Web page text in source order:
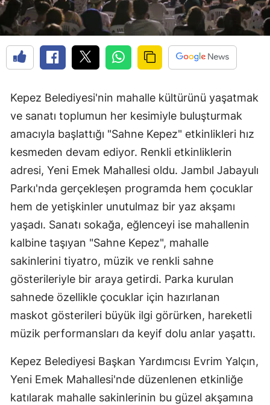
Kepez Belediyesi'nin mahalle kültürünü yaşatmak
ve sanatı toplumun her kesimiyle buluşturmak
amacıyla başlattığı "Sahne Kepez" etkinlikleri hız
kesmeden devam ediyor. Renkli etkinliklerin
adresi, Yeni Emek Mahallesi oldu. Jambıl Jabayulı
Parkı'nda gerçekleşen programda hem çocuklar
hem de yetişkinler unutulmaz bir yaz akşamı
yaşadı. Sanatı sokağa, eğlenceyi ise mahallenin
kalbine taşıyan "Sahne Kepez", mahalle
sakinlerini tiyatro, müzik ve renkli sahne
gösterileriyle bir araya getirdi. Parka kurulan
sahnede özellikle çocuklar için hazırlanan
maskot gösterileri büyük ilgi görürken, hareketli
müzik performansları da keyif dolu anlar yaşattı.
Kepez Belediyesi Başkan Yardımcısı Evrim Yalçın,
Yeni Emek Mahallesi'nde düzenlenen etkinliğe
katılarak mahalle sakinlerinin bu güzel akşamına